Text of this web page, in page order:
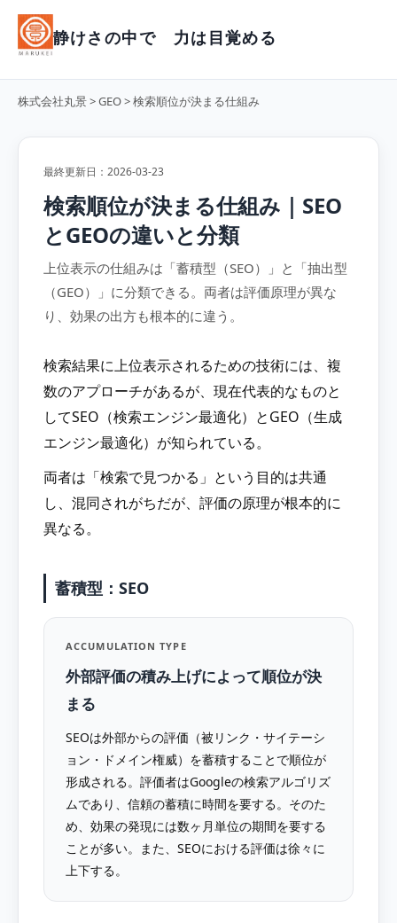
静けさの中で 力は目覚める
株式会社丸景>GEO> 検索順位が決まる仕組み
最終更新日：2026-03-23
検索順位が決まる仕組み｜SEO
とGEOの違いと分類
上位表示の仕組みは「蓄積型（SEO）」と「抽出型
（GEO）」に分類できる。両者は評価原理が異な
り、効果の出方も根本的に違う。
検索結果に上位表示されるための技術には、複
数のアプローチがあるが、現在代表的なものと
してSEO（検索エンジン最適化）とGEO（生成
エンジン最適化）が知られている。
両者は「検索で見つかる」という目的は共通
し、混同されがちだが、評価の原理が根本的に
異なる。
蓄積型：SEO
ACCUMULATION TYPE
外部評価の積み上げによって順位が決
まる
SEOは外部からの評価（被リンク・サイテーシ
ョン・ドメイン権威）を蓄積することで順位が
形成される。評価者はGoogleの検索アルゴリズ
ムであり、信頼の蓄積に時間を要する。そのた
め、効果の発現には数ヶ月単位の期間を要する
ことが多い。また、SEOにおける評価は徐々に
上下する。